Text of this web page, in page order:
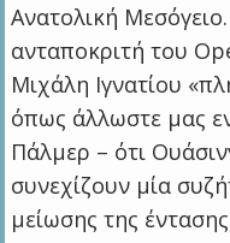
Ανατολική
ανταποκριτή του
Μιχάλη Ιγνατίου
όπως άλλωστε μας
Πάλμερ – ότι
συνεχίζουν μία
μείωσης της